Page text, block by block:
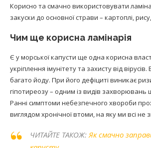
Корисно та смачно використовувати
закуски до основної страви – картоплі, рису,
Чим ще корисна ламінарія
Є у морської капусти ще одна корисна
укріплення імунітету та захисту від вірусів.
багато йоду. При його дефіциті виникає
гіпотиреозу – одним із видів захворювань
Ранні симптоми небезпечного хвороби
виглядом хронічної втоми, на яку ми всі не
ЧИТАЙТЕ ТАКОЖ:Як смачно